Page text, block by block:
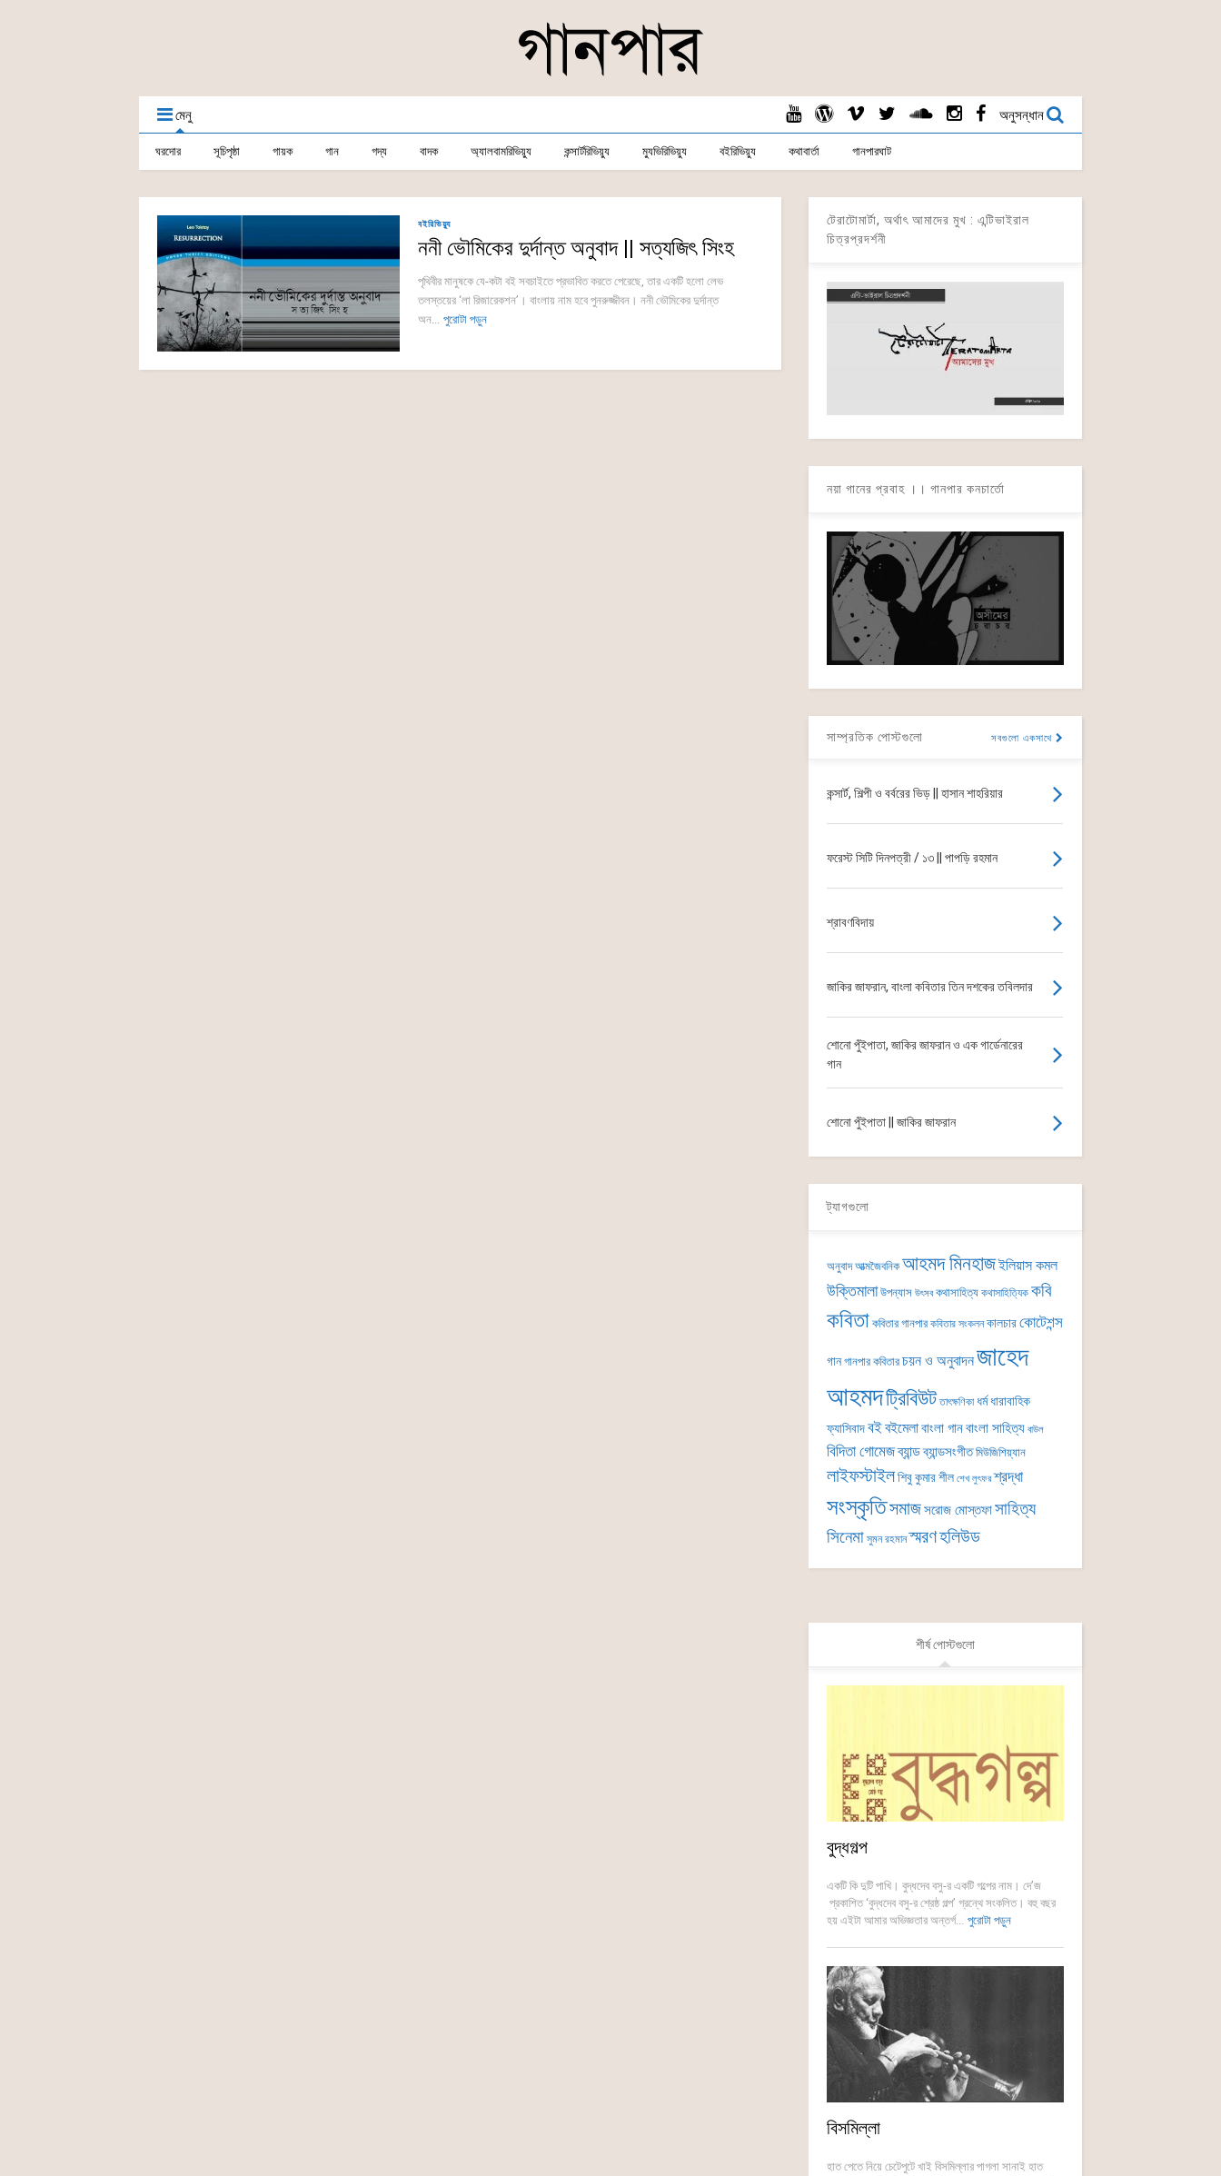
মেনু অনুসন্ধান
ঘরদোর সূচিপৃষ্ঠা গায়ক গান গদ্য বাদক অ্যালবামরিভিয়্যু কন্সার্টরিভিয়্যু ম্যুভিরিভিয়্যু বইরিভিয়্যু কথাবার্তা গানপারঘাট
বইরিভিয়্যু
ননী ভৌমিকের দুর্দান্ত অনুবাদ || সত্যজিৎ সিংহ
পৃথিবীর মানুষকে যে-কটা বই সবচাইতে প্রভাবিত করতে পেরেছে, তার একটি হলো লেভ
তলস্তয়ের ‘লা রিজারেকশন’। বাংলায় নাম হবে পুনরুজ্জীবন। ননী ভৌমিকের দুর্দান্ত
অন... পুরোটা পড়ুন
টেরাটোমার্টা, অর্থাৎ আমাদের মুখ : এন্টিভাইরাল
চিত্রপ্রদর্শনী
নয়া গানের প্রবাহ ।। গানপার কনচার্তো
সাম্প্রতিক পোস্টগুলো সবগুলো একসাথে
কন্সার্ট, শিল্পী ও বর্বরের ভিড় || হাসান শাহরিয়ার
ফরেস্ট সিটি দিনপত্রী / ১৩ || পাপড়ি রহমান
শ্রাবণবিদায়
জাকির জাফরান, বাংলা কবিতার তিন দশকের তবিলদার
শোনো পুঁইপাতা, জাকির জাফরান ও এক গার্ডেনারের
গান
শোনো পুঁইপাতা || জাকির জাফরান
ট্যাগগুলো
অনুবাদ আত্মজৈবনিক আহমদ মিনহাজইলিয়াস কমল
উক্তিমালা উপন্যাস উৎসব কথাসাহিত্য কথাসাহিত্যিক কবি
কবিতা কবিতার গানপার কবিতার সংকলন কালচারকোটেশন্স
গান গানপার কবিতার চয়ন ও অনুবাদনজাহেদ
আহমদট্রিবিউট তাৎক্ষণিকা ধর্ম ধারাবাহিক
ফ্যাসিবাদবইবইমেলাবাংলা গানবাংলা সাহিত্য বাউল
বিদিতা গোমেজব্যান্ডব্যান্ডসংগীত মিউজিশিয়্যান
লাইফস্টাইলশিবু কুমার শীল শেখ লুৎফর শ্রদ্ধা
সংস্কৃতিসমাজসরোজ মোস্তফাসাহিত্য
সিনেমা সুমন রহমান স্মরণহলিউড
শীর্ষ পোস্টগুলো
বুদ্ধগল্প
একটি কি দুটি পাখি। বুদ্ধদেব বসু-র একটি গল্পের নাম। দে’জ
প্রকাশিত ‘বুদ্ধদেব বসু-র শ্রেষ্ঠ গল্প’ গ্রন্থে সংকলিত। বহু বছর
হয় এইটা আমার অভিজ্ঞতার অন্তর্গ... পুরোটা পড়ুন
বিসমিল্লা
হাত পেতে নিয়ে চেটেপুটে খাই বিসমিল্লার পাগলা সানাই হাত